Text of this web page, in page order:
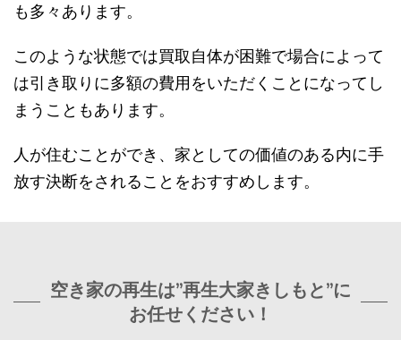
も多々あります。
このような状態では買取自体が困難で場合によって
は引き取りに多額の費用をいただくことになってし
まうこともあります。
人が住むことができ、家としての価値のある内に手
放す決断をされることをおすすめします。
空き家の再生は”再生大家きしもと”に
お任せください！